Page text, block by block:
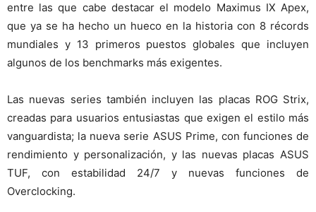
entre las que cabe destacar el modelo Maximus IX Apex,
que ya se ha hecho un hueco en la historia con 8 récords
mundiales y 13 primeros puestos globales que incluyen
algunos de los benchmarks más exigentes.
Las nuevas series también incluyen las placas ROG Strix,
creadas para usuarios entusiastas que exigen el estilo más
vanguardista; la nueva serie ASUS Prime, con funciones de
rendimiento y personalización, y las nuevas placas ASUS
TUF, con estabilidad 24/7 y nuevas funciones de
Overclocking.